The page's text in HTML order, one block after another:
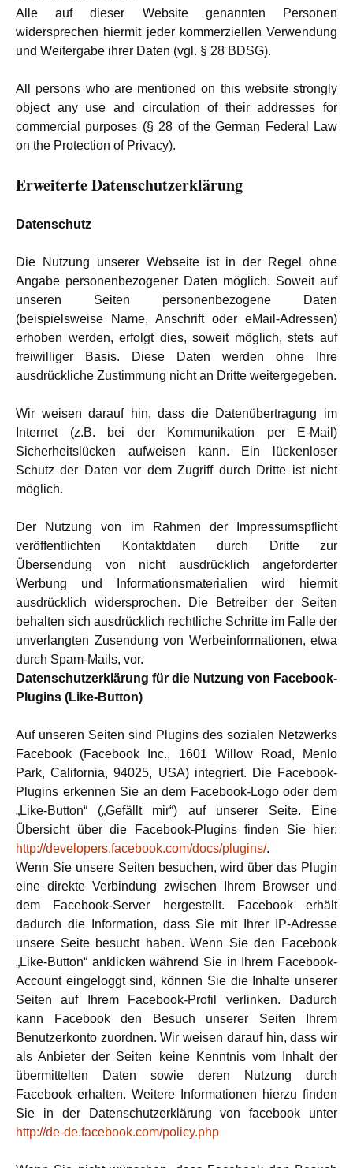
Alle auf dieser Website genannten Personen
widersprechen hiermit jeder kommerziellen Verwendung
und Weitergabe ihrer Daten (vgl. § 28 BDSG).
All persons who are mentioned on this website strongly
object any use and circulation of their addresses for
commercial purposes (§ 28 of the German Federal Law
on the Protection of Privacy).
Erweiterte Datenschutzerklärung
Datenschutz
Die Nutzung unserer Webseite ist in der Regel ohne
Angabe personenbezogener Daten möglich. Soweit auf
unseren Seiten personenbezogene Daten
(beispielsweise Name, Anschrift oder eMail-Adressen)
erhoben werden, erfolgt dies, soweit möglich, stets auf
freiwilliger Basis. Diese Daten werden ohne Ihre
ausdrückliche Zustimmung nicht an Dritte weitergegeben.
Wir weisen darauf hin, dass die Datenübertragung im
Internet (z.B. bei der Kommunikation per E-Mail)
Sicherheitslücken aufweisen kann. Ein lückenloser
Schutz der Daten vor dem Zugriff durch Dritte ist nicht
möglich.
Der Nutzung von im Rahmen der Impressumspflicht
veröffentlichten Kontaktdaten durch Dritte zur
Übersendung von nicht ausdrücklich angeforderter
Werbung und Informationsmaterialien wird hiermit
ausdrücklich widersprochen. Die Betreiber der Seiten
behalten sich ausdrücklich rechtliche Schritte im Falle der
unverlangten Zusendung von Werbeinformationen, etwa
durch Spam-Mails, vor.
Datenschutzerklärung für die Nutzung von Facebook-
Plugins (Like-Button)
Auf unseren Seiten sind Plugins des sozialen Netzwerks
Facebook (Facebook Inc., 1601 Willow Road, Menlo
Park, California, 94025, USA) integriert. Die Facebook-
Plugins erkennen Sie an dem Facebook-Logo oder dem
„Like-Button“ („Gefällt mir“) auf unserer Seite. Eine
Übersicht über die Facebook-Plugins finden Sie hier:
http://developers.facebook.com/docs/plugins/.
Wenn Sie unsere Seiten besuchen, wird über das Plugin
eine direkte Verbindung zwischen Ihrem Browser und
dem Facebook-Server hergestellt. Facebook erhält
dadurch die Information, dass Sie mit Ihrer IP-Adresse
unsere Seite besucht haben. Wenn Sie den Facebook
„Like-Button“ anklicken während Sie in Ihrem Facebook-
Account eingeloggt sind, können Sie die Inhalte unserer
Seiten auf Ihrem Facebook-Profil verlinken. Dadurch
kann Facebook den Besuch unserer Seiten Ihrem
Benutzerkonto zuordnen. Wir weisen darauf hin, dass wir
als Anbieter der Seiten keine Kenntnis vom Inhalt der
übermittelten Daten sowie deren Nutzung durch
Facebook erhalten. Weitere Informationen hierzu finden
Sie in der Datenschutzerklärung von facebook unter
http://de-de.facebook.com/policy.php